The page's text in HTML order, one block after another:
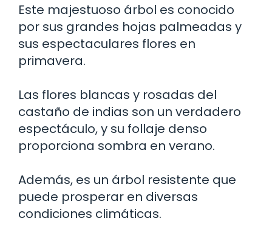
Este majestuoso árbol es conocido
por sus grandes hojas palmeadas y
sus espectaculares flores en
primavera.
Las flores blancas y rosadas del
castaño de indias son un verdadero
espectáculo, y su follaje denso
proporciona sombra en verano.
Además, es un árbol resistente que
puede prosperar en diversas
condiciones climáticas.